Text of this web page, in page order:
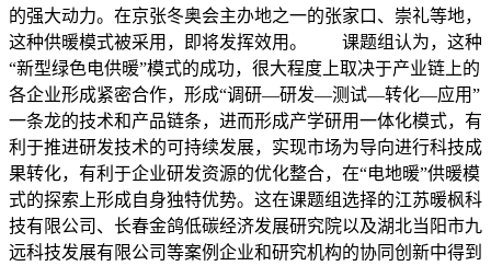
的强大动力。在京张冬奥会主办地之一的张家口、崇礼等地，
这种供暖模式被采用，即将发挥效用。 课题组认为，这种
“新型绿色电供暖”模式的成功，很大程度上取决于产业链上的
各企业形成紧密合作，形成“调研—研发—测试—转化—应用”
一条龙的技术和产品链条，进而形成产学研用一体化模式，有
利于推进研发技术的可持续发展，实现市场为导向进行科技成
果转化，有利于企业研发资源的优化整合，在“电地暖”供暖模
式的探索上形成自身独特优势。这在课题组选择的江苏暖枫科
技有限公司、长春金鸽低碳经济发展研究院以及湖北当阳市九
远科技发展有限公司等案例企业和研究机构的协同创新中得到